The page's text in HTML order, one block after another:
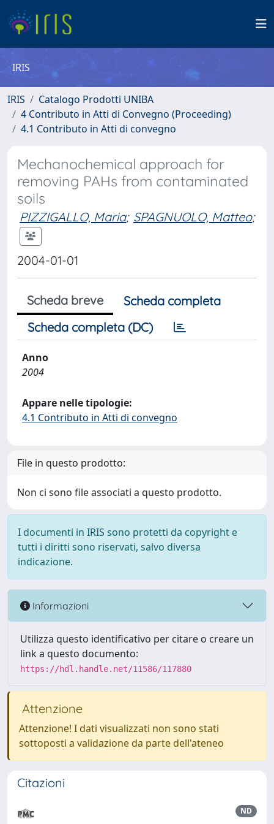
IRIS
IRIS
Catalogo Prodotti UNIBA
4 Contributo in Atti di Convegno (Proceeding)
4.1 Contributo in Atti di convegno
Mechanochemical approach for
removing PAHs from contaminated
soils
PIZZIGALLO, Maria; SPAGNUOLO, Matteo;
2004-01-01
Scheda breve
Scheda completa
Scheda completa (DC)
Anno
2004
Appare nelle tipologie:
4.1 Contributo in Atti di convegno
File in questo prodotto:
Non ci sono file associati a questo prodotto.
I documenti in IRIS sono protetti da copyright e
tutti i diritti sono riservati, salvo diversa
indicazione.
Informazioni
Utilizza questo identificativo per citare o creare un
link a questo documento:
https://hdl.handle.net/11586/117880
Attenzione
Attenzione! I dati visualizzati non sono stati
sottoposti a validazione da parte dell'ateneo
Citazioni
ND